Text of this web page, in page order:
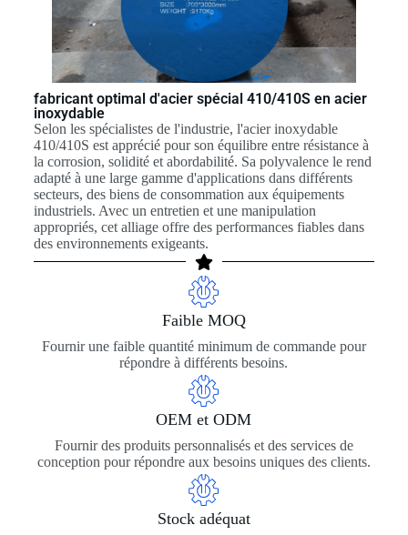
fabricant optimal d'acier spécial 410/410S en acier
inoxydable
Selon les spécialistes de l'industrie, l'acier inoxydable
410/410S est apprécié pour son équilibre entre résistance à
la corrosion, solidité et abordabilité. Sa polyvalence le rend
adapté à une large gamme d'applications dans différents
secteurs, des biens de consommation aux équipements
industriels. Avec un entretien et une manipulation
appropriés, cet alliage offre des performances fiables dans
des environnements exigeants.
Faible MOQ
Fournir une faible quantité minimum de commande pour
répondre à différents besoins.
OEM et ODM
Fournir des produits personnalisés et des services de
conception pour répondre aux besoins uniques des clients.
Stock adéquat